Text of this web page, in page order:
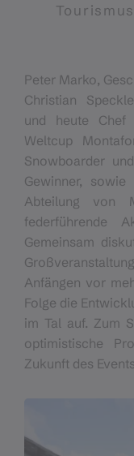
Peter Marko,
Christian
und heute Chef
Weltcup
Snowboarder
Gewinner, sowie
Abteilung von
federführende
Gemeinsam
Anfängen vor
Folge die
im Tal auf. Zum
optimistische
Zukunft des